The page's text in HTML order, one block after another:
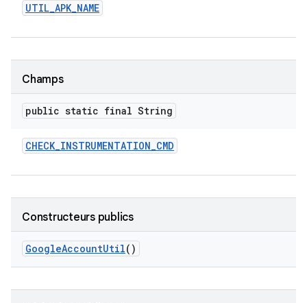
UTIL_APK_NAME
Champs
public static final String
CHECK_INSTRUMENTATION_CMD
Constructeurs publics
GoogleAccountUtil()